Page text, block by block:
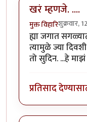
खरं म्हणजे. ....
मुक्त विहारिशुक्रवार,
ह्या जगात
त्यामुळे ज्या
तो सुदिन. ...हे
प्रतिसाद